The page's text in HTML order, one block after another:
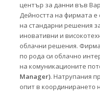
център за данни във
Дейността на фирмата е
на стандарни решения
иновативни и
облачни решения.
по рода си облaчно
на комуникационите
Manager). Натрупания
опит в координирането